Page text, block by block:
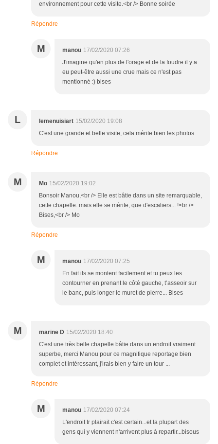
environnement pour cette visite.<br /> Bonne soirée
Répondre
M manou 17/02/2020 07:26
J'imagine qu'en plus de l'orage et de la foudre il y a
eu peut-être aussi une crue mais ce n'est pas
mentionné :) bises
L lemenuisiart 15/02/2020 19:08
C'est une grande et belle visite, cela mérite bien les photos
Répondre
M Mo 15/02/2020 19:02
Bonsoir Manou,<br /> Elle est bâtie dans un site remarquable,
cette chapelle. mais elle se mérite, que d'escaliers... !<br />
Bises,<br /> Mo
Répondre
M manou 17/02/2020 07:25
En fait ils se montent facilement et tu peux les
contourner en prenant le côté gauche, t’asseoir sur
le banc, puis longer le muret de pierre... Bises
M marine D 15/02/2020 18:40
C'est une très belle chapelle bâtie dans un endroit vraiment
superbe, merci Manou pour ce magnifique reportage bien
complet et intéressant, j'irais bien y faire un tour ...
Répondre
M manou 17/02/2020 07:24
L'endroit tr plairait c'est certain...et la plupart des
gens qui y viennent n'arrivent plus à repartir...bisous